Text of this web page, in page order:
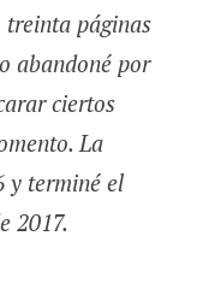
treinta páginas
abandoné por
ciertos
La
y terminé el
2017.